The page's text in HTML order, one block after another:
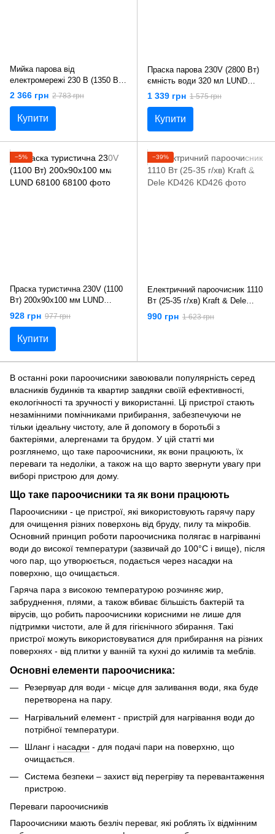
Мийка парова від
електромережі 230 В (1350 Вт)
ємність води 550 мл
(температура 110°С ) Yato YT-
85760
2 366 грн 2 783 грн
Купити
Праска парова 230V (2800 Вт)
ємність води 320 мл LUND
68115
1 339 грн 1 575 грн
Купити
−5%
Праска туристична 230V (1100
Вт) 200x90x100 мм LUND
68100
928 грн 977 грн
Купити
−39%
Електричний пароочисник 1110
Вт (25-35 г/хв) Kraft & Dele
KD426
990 грн 1 623 грн
В останні роки пароочисники завоювали популярність серед
власників будинків та квартир завдяки своїй ефективності,
екологічності та зручності у використанні. Ці пристрої стають
незамінними помічниками прибирання, забезпечуючи не
тільки ідеальну чистоту, але й допомогу в боротьбі з
бактеріями, алергенами та брудом. У цій статті ми
розглянемо, що таке пароочисники, як вони працюють, їх
переваги та недоліки, а також на що варто звернути увагу при
виборі пристрою для дому.
Що таке пароочисники та як вони працюють
Пароочисники - це пристрої, які використовують гарячу пару
для очищення різних поверхонь від бруду, пилу та мікробів.
Основний принцип роботи пароочисника полягає в нагріванні
води до високої температури (зазвичай до 100°C і вище), після
чого пар, що утворюється, подається через насадки на
поверхню, що очищається.
Гаряча пара з високою температурою розчиняє жир,
забруднення, плями, а також вбиває більшість бактерій та
вірусів, що робить пароочисники корисними не лише для
підтримки чистоти, але й для гігієнічного збирання. Такі
пристрої можуть використовуватися для прибирання на різних
поверхнях - від плитки у ванній та кухні до килимів та меблів.
Основні елементи пароочисника:
Резервуар для води - місце для заливання води, яка буде
перетворена на пару.
Нагрівальний елемент - пристрій для нагрівання води до
потрібної температури.
Шланг і насадки - для подачі пари на поверхню, що
очищається.
Система безпеки – захист від перегріву та перевантаження
пристрою.
Переваги пароочисників
Пароочисники мають безліч переваг, які роблять їх відмінним